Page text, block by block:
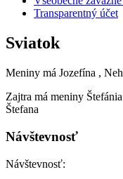
Transparentný účet
Sviatok
Meniny má Jozefína ,
Zajtra má meniny Štefánia
Štefana
Návštevnosť
Návštevnosť: